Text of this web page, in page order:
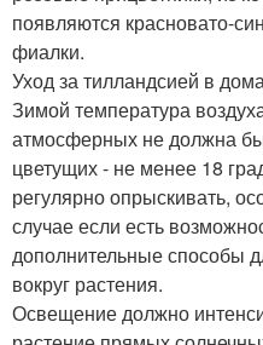
появляются красновато-
фиалки.
Уход за тилландсией в
Зимой температура
атмосферных не должна
цветущих - не менее 18
регулярно опрыскивать,
случае если есть
дополнительные способы
вокруг растения.
Освещение должно